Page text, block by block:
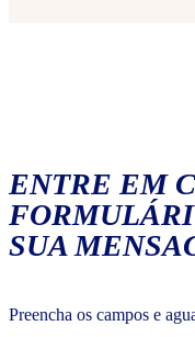
ENTRE EM
SUA
Preencha os campos e